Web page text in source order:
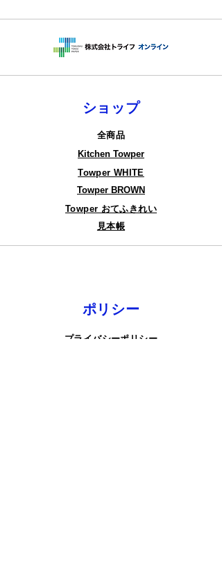
ショップ
全商品
​Kitchen Towper
Towper WHITE
Towper BROWN
Towper ​おてふきれい
見本帳
ポリシー
プライバシーポリシー